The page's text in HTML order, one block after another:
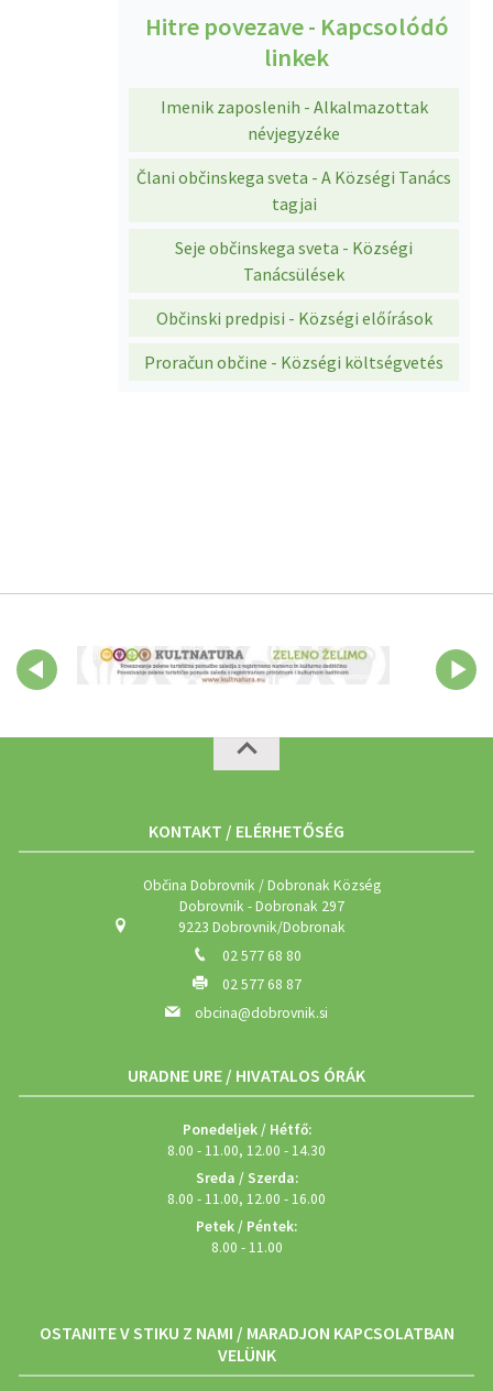
Hitre povezave - Kapcsolódó
linkek
Imenik zaposlenih - Alkalmazottak
névjegyzéke
Člani občinskega sveta - A Községi Tanács
tagjai
Seje občinskega sveta - Községi
Tanácsülések
Občinski predpisi - Községi előírások
Proračun občine - Községi költségvetés
KONTAKT / ELÉRHETŐSÉG
Občina Dobrovnik / Dobronak Község
Dobrovnik - Dobronak 297
9223 Dobrovnik/Dobronak
02 577 68 80
02 577 68 87
obcina@dobrovnik.si
URADNE URE / HIVATALOS ÓRÁK
Ponedeljek / Hétfő:
8.00 - 11.00, 12.00 - 14.30
Sreda / Szerda:
8.00 - 11.00, 12.00 - 16.00
Petek / Péntek:
8.00 - 11.00
OSTANITE V STIKU Z NAMI / MARADJON KAPCSOLATBAN
VELÜNK